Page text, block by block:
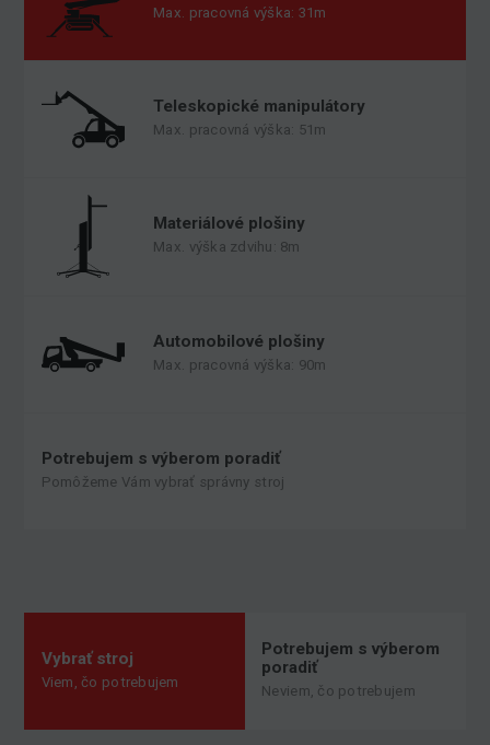
Max. pracovná výška: 31m
Teleskopické manipulátory
Max. pracovná výška: 51m
Materiálové plošiny
Max. výška zdvihu: 8m
Automobilové plošiny
Max. pracovná výška: 90m
Potrebujem s výberom poradiť
Pomôžeme Vám vybrať správny stroj
Vybrať stroj
Viem, čo potrebujem
Potrebujem s výberom
poradiť
Neviem, čo potrebujem